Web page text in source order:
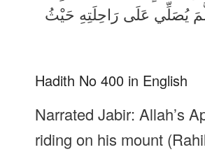
يُصَلِّي عَلَى رَاحِلَتِهِ حَيْثُ
Hadith No 400 in English
Narrated Jabir: Allah’s
riding on his mount